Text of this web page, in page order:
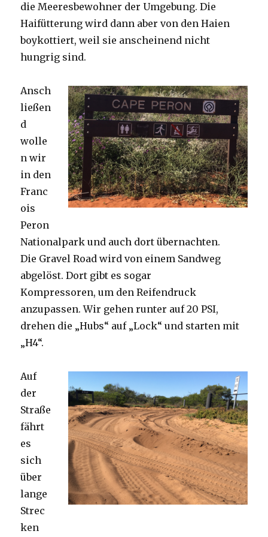
die Meeresbewohner der Umgebung. Die
Haifütterung wird dann aber von den Haien
boykottiert, weil sie anscheinend nicht
hungrig sind.
Ansch
ließen
d
wolle
n wir
in den
Franc
ois
Peron
Nationalpark und auch dort übernachten.
Die Gravel Road wird von einem Sandweg
abgelöst. Dort gibt es sogar
Kompressoren, um den Reifendruck
anzupassen. Wir gehen runter auf 20 PSI,
drehen die „Hubs“ auf „Lock“ und starten mit
„H4“.
Auf
der
Straße
fährt
es
sich
über
lange
Strec
ken